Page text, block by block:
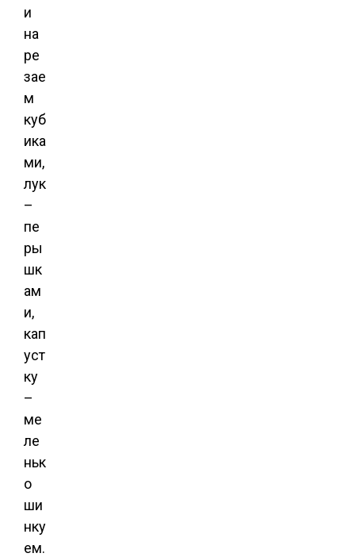
и
на
ре
зае
м
куб
ика
ми,
лук
–
пе
ры
шк
ам
и,
кап
уст
ку
–
ме
ле
ньк
о
ши
нку
ем.